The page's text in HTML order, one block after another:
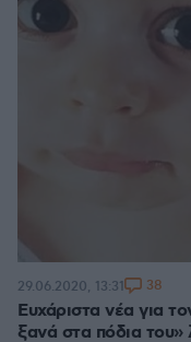
Ευχάριστα νέα για
ξανά στα πόδια του»
29.06.2020, 13:31 38